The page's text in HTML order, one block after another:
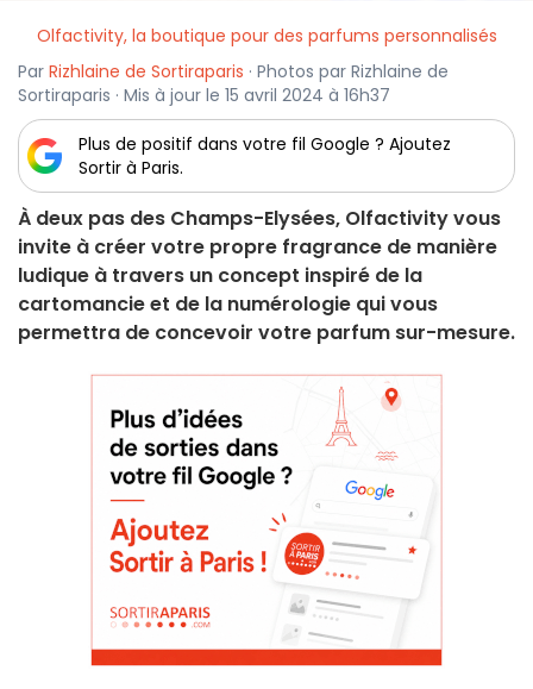
Olfactivity, la boutique pour des parfums personnalisés
Par Rizhlaine de Sortiraparis · Photos par Rizhlaine de
Sortiraparis · Mis à jour le 15 avril 2024 à 16h37
Plus de positif dans votre fil Google ? Ajoutez
Sortir à Paris.
À deux pas des Champs-Elysées, Olfactivity vous
invite à créer votre propre fragrance de manière
ludique à travers un concept inspiré de la
cartomancie et de la numérologie qui vous
permettra de concevoir votre parfum sur-mesure.